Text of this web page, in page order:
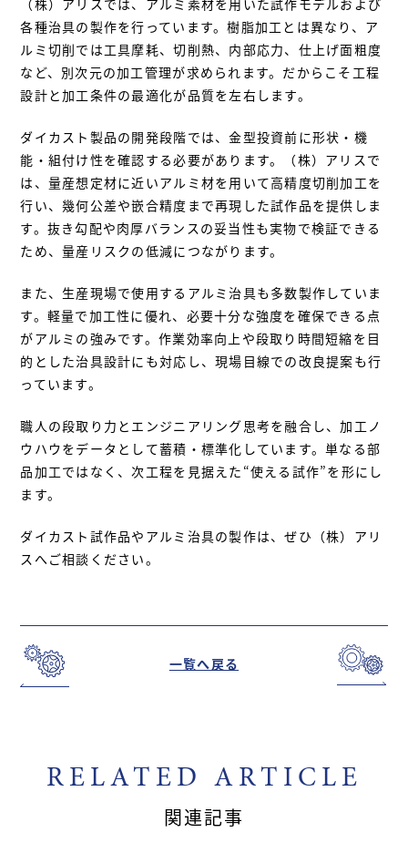
各種治具の製作を行っています。樹脂加工とは異なり、ア
ルミ切削では工具摩耗、切削熱、内部応力、仕上げ面粗度
など、別次元の加工管理が求められます。だからこそ工程
設計と加工条件の最適化が品質を左右します。
ダイカスト製品の開発段階では、金型投資前に形状・機
能・組付け性を確認する必要があります。（株）アリスで
は、量産想定材に近いアルミ材を用いて高精度切削加工を
行い、幾何公差や嵌合精度まで再現した試作品を提供しま
す。抜き勾配や肉厚バランスの妥当性も実物で検証できる
ため、量産リスクの低減につながります。
また、生産現場で使用するアルミ治具も多数製作していま
す。軽量で加工性に優れ、必要十分な強度を確保できる点
がアルミの強みです。作業効率向上や段取り時間短縮を目
的とした治具設計にも対応し、現場目線での改良提案も行
っています。
職人の段取り力とエンジニアリング思考を融合し、加工ノ
ウハウをデータとして蓄積・標準化しています。単なる部
品加工ではなく、次工程を見据えた“使える試作”を形にし
ます。
ダイカスト試作品やアルミ治具の製作は、ぜひ（株）アリ
スへご相談ください。
一覧へ戻る
RELATED ARTICLE
関連記事